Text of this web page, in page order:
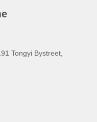
Tongyi Bystreet,